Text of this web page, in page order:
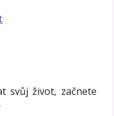
svůj život, začnete